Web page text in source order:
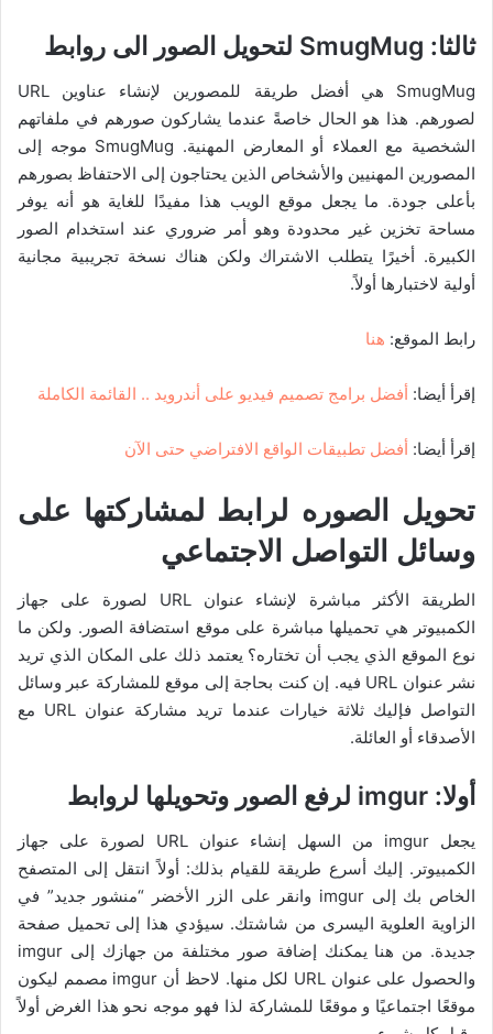
ثالثا: SmugMug لتحويل الصور الى روابط
SmugMug هي أفضل طريقة للمصورين لإنشاء عناوين URL
لصورهم. هذا هو الحال خاصةً عندما يشاركون صورهم في ملفاتهم
الشخصية مع العملاء أو المعارض المهنية. SmugMug موجه إلى
المصورين المهنيين والأشخاص الذين يحتاجون إلى الاحتفاظ بصورهم
بأعلى جودة. ما يجعل موقع الويب هذا مفيدًا للغاية هو أنه يوفر
مساحة تخزين غير محدودة وهو أمر ضروري عند استخدام الصور
الكبيرة. أخيرًا يتطلب الاشتراك ولكن هناك نسخة تجريبية مجانية
أولية لاختبارها أولاً.
رابط الموقع: هنا
إقرأ أيضا: أفضل برامج تصميم فيديو على أندرويد .. القائمة الكاملة
إقرأ أيضا: أفضل تطبيقات الواقع الافتراضي حتى الآن
تحويل الصوره لرابط لمشاركتها على
وسائل التواصل الاجتماعي
الطريقة الأكثر مباشرة لإنشاء عنوان URL لصورة على جهاز
الكمبيوتر هي تحميلها مباشرة على موقع استضافة الصور. ولكن ما
نوع الموقع الذي يجب أن تختاره؟ يعتمد ذلك على المكان الذي تريد
نشر عنوان URL فيه. إن كنت بحاجة إلى موقع للمشاركة عبر وسائل
التواصل فإليك ثلاثة خيارات عندما تريد مشاركة عنوان URL مع
الأصدقاء أو العائلة.
أولا: imgur لرفع الصور وتحويلها لروابط
يجعل imgur من السهل إنشاء عنوان URL لصورة على جهاز
الكمبيوتر. إليك أسرع طريقة للقيام بذلك: أولاً انتقل إلى المتصفح
الخاص بك إلى imgur وانقر على الزر الأخضر “منشور جديد” في
الزاوية العلوية اليسرى من شاشتك. سيؤدي هذا إلى تحميل صفحة
جديدة. من هنا يمكنك إضافة صور مختلفة من جهازك إلى imgur
والحصول على عنوان URL لكل منها. لاحظ أن imgur مصمم ليكون
موقعًا اجتماعيًا و موقعًا للمشاركة لذا فهو موجه نحو هذا الغرض أولاً